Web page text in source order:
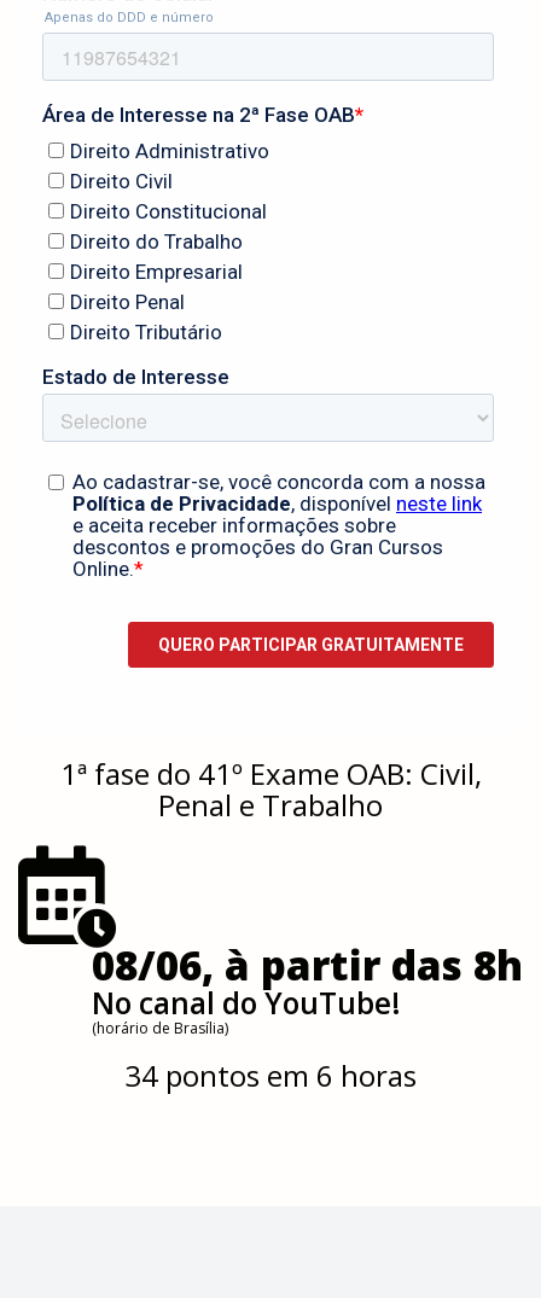
1ª fase do 41º Exame OAB: Civil,
Penal e Trabalho
08/06, à partir das 8h
No canal do YouTube!
(horário de Brasília)
34 pontos em 6 horas